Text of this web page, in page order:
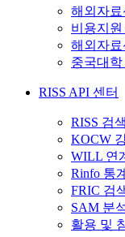
해외자료
비용지원
해외자료
중국대
RISS API 센터
RISS 검
KOCW
WILL 연
Rinfo 통
FRIC 검
SAM 분
활용 및